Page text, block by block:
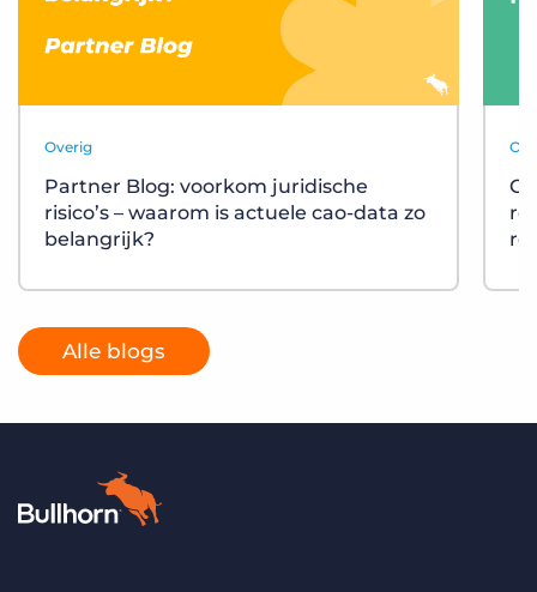
Overig
Partner Blog: voorkom juridische
risico’s – waarom is actuele cao-data zo
belangrijk?
Alle blogs